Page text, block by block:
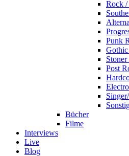
Rock
Punk
Post
Bücher
Filme
Interviews
Live
Blog